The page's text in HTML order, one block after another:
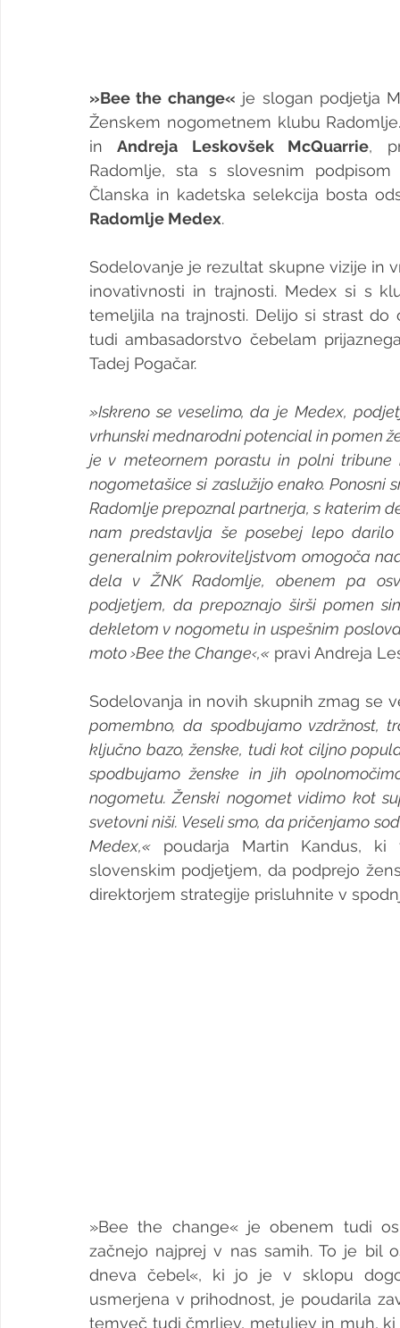
»Bee the change« je slogan podjetja
Ženskem nogometnem klubu
in Andreja Leskovšek McQuarrie,
Radomlje, sta s slovesnim podpisom
Članska in kadetska selekcija bosta
Radomlje Medex.
Sodelovanje je rezultat skupne vizije in
inovativnosti in trajnosti. Medex si s
temeljila na trajnosti. Delijo si strast
tudi ambasadorstvo čebelam
Tadej Pogačar.
»Iskreno se veselimo, da je Medex,
vrhunski mednarodni potencial in pomen
je v meteornem porastu in polni
nogometašice si zaslužijo enako.
Radomlje prepoznal partnerja, s katerim
nam predstavlja še posebej lepo
generalnim pokroviteljstvom omogoča
dela v ŽNK Radomlje, obenem pa
podjetjem, da prepoznajo širši pomen
dekletom v nogometu in uspešnim
moto ›Bee the Change‹,« pravi Andreja
Sodelovanja in novih skupnih zmag se
pomembno, da spodbujamo vzdržnost,
ključno bazo, ženske, tudi kot ciljno
spodbujamo ženske in jih
nogometu. Ženski nogomet vidimo kot
svetovni niši. Veseli smo, da pričenjamo
Medex,« poudarja Martin Kandus,
slovenskim podjetjem, da podprejo
direktorjem strategije prisluhnite v
»Bee the change« je obenem tudi
začnejo najprej v nas samih. To je bil
dneva čebel«, ki jo je v sklopu
usmerjena v prihodnost, je poudarila
temveč tudi čmrljev, metuljev in muh,